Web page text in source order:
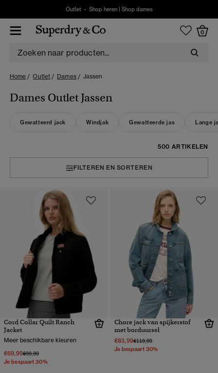
Outlet - Shop heren| Shop dames
0
Home Outlet Dames Jassen
Dames Outlet Jassen
Gewatteerd jack Windjak Gewatteerde jas Lange
500 ARTIKELEN
FILTEREN EN SORTEREN
Cord Collar Quilt Ranch
Jacket
Meer beschikbare kleuren
€69,99Prijs verlaagd van
€99,99naar
Je bespaart 30%
Chore jack van spijkerstof
met borduursel
€83,99Prijs verlaagd van
€119,99naar
Je bespaart 30%